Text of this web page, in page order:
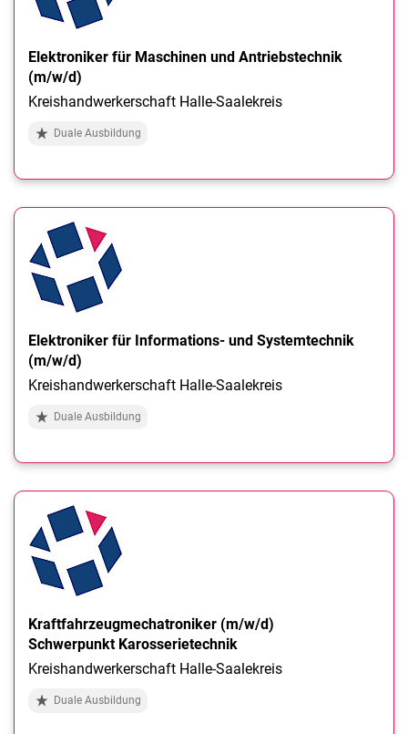
Elektroniker für Maschinen und Antriebstechnik
(m/w/d)
Kreishandwerkerschaft Halle-Saalekreis
Duale Ausbildung
Elektroniker für Informations- und Systemtechnik
(m/w/d)
Kreishandwerkerschaft Halle-Saalekreis
Duale Ausbildung
Kraftfahrzeugmechatroniker (m/w/d)
Schwerpunkt Karosserietechnik
Kreishandwerkerschaft Halle-Saalekreis
Duale Ausbildung